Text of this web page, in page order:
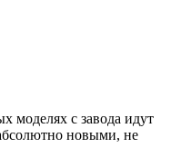
моделях с завода идут
новыми, не